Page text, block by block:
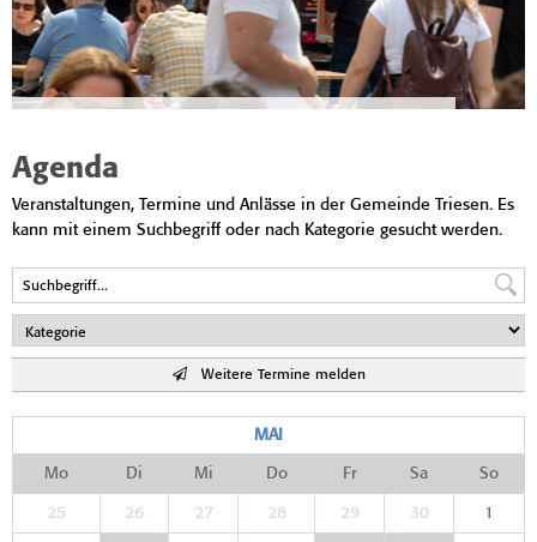
Agenda
Veranstaltungen, Termine und Anlässe in der Gemeinde Triesen. Es
kann mit einem Suchbegriff oder nach Kategorie gesucht werden.
Weitere Termine melden
MAI
Mo Di Mi Do Fr Sa So
25 26 27 28 29 30 1